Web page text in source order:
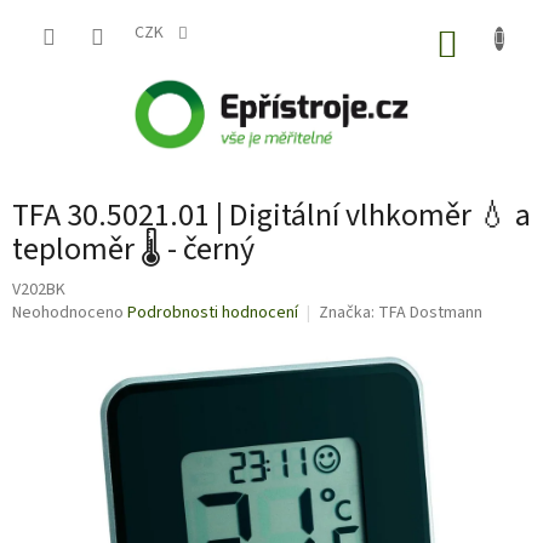
CZK
TFA 30.5021.01 | Digitální vlhkoměr 💧 a
teploměr 🌡️ - černý
V202BK
Průměrné
Neohodnoceno Podrobnosti hodnocení Značka: TFA Dostmann